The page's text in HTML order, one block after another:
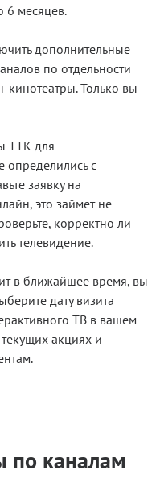
6 месяцев.
дополнительные
по отдельности
Только вы
ТТК для
определились с
заявку на
это займет не
корректно ли
телевидение.
в ближайшее время, вы
дату визита
ТВ в вашем
акциях и
по каналам